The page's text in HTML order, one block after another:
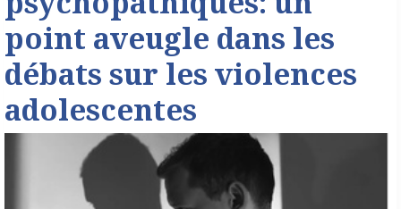
point aveugle dans les
débats sur les violences
adolescentes